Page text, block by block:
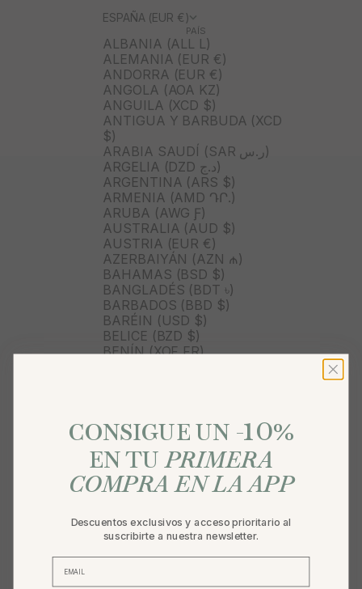
ESPAÑA (EUR €)
PAÍS
ALBANIA (ALL L)
ALEMANIA (EUR €)
ANDORRA (EUR €)
ANGOLA (AOA KZ)
ANGUILA (XCD $)
ANTIGUA Y BARBUDA (XCD
$)
ARABIA SAUDÍ (SAR ر.س)
ARGELIA (DZD د.ج)
ARGENTINA (ARS $)
ARMENIA (AMD ԴՐ.)
ARUBA (AWG Ƒ)
AUSTRALIA (AUD $)
AUSTRIA (EUR €)
AZERBAIYÁN (AZN ₼)
BAHAMAS (BSD $)
BANGLADÉS (BDT ৳)
BARBADOS (BBD $)
BARÉIN (USD $)
BELICE (BZD $)
BENÍN (XOF FR)
BOTSUANA (BWP P)
BRASIL (BRL R$)
BRUNÉI (BND $)
BULGARIA (EUR €)
BURKINA FASO (XOF FR)
BUTÁN (USD $)
BÉLGICA (EUR €)
CAMERÚN (XAF CFA)
CONSIGUE UN -10%
EN TUPRIMERA
COMPRA EN LA APP
Descuentos exclusivos y acceso prioritario al
suscribirte a nuestra newsletter.